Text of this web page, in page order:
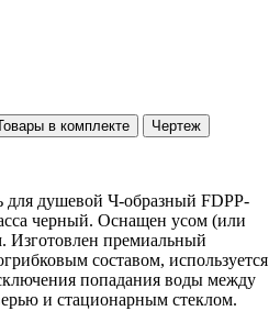
в комплекте Чертеж
душевой Ч-образный FDPP-
черный. Оснащен усом (или
Изготовлен премиальный
составом, используется
попадания воды между
и стационарным стеклом.